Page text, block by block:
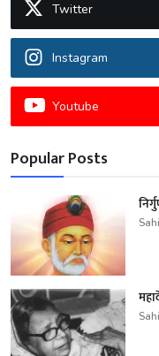
Twitter
Instagram
Youtube
Popular Posts